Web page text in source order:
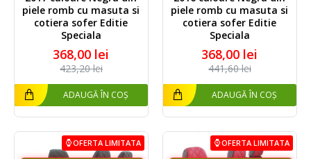
piele romb cu masuta si
cotiera sofer Editie
Speciala
368,00 lei
423,20 lei
ADAUGĂ ÎN COȘ
piele romb cu masuta si
cotiera sofer Editie
Speciala
368,00 lei
441,60 lei
ADAUGĂ ÎN COȘ
OFERTA LIMITATA OFERTA LIMITATA